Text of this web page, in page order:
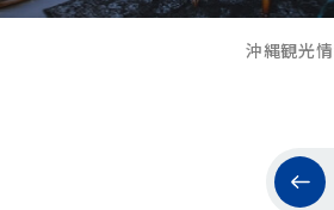
沖縄観光